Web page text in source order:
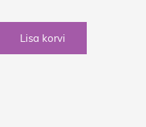
Lisa korvi